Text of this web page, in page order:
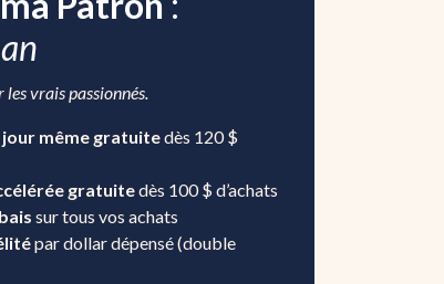
vrais passionnés.
jour même gratuitedès 120 $
gratuitedès 100 $ d’achats
sur tous vos achats
par dollar dépensé (double